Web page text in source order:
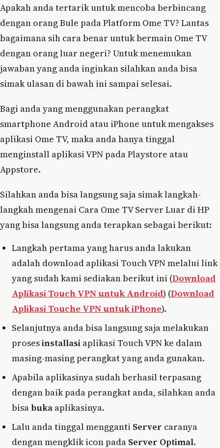
Apakah anda tertarik untuk mencoba berbincang
dengan orang Bule pada Platform Ome TV? Lantas
bagaimana sih cara benar untuk bermain Ome TV
dengan orang luar negeri? Untuk menemukan
jawaban yang anda inginkan silahkan anda bisa
simak ulasan di bawah ini sampai selesai.
Bagi anda yang menggunakan perangkat
smartphone Android atau iPhone untuk mengakses
aplikasi Ome TV, maka anda hanya tinggal
menginstall aplikasi VPN pada Playstore atau
Appstore.
Silahkan anda bisa langsung saja simak langkah-
langkah mengenai Cara Ome TV Server Luar di HP
yang bisa langsung anda terapkan sebagai berikut:
Langkah pertama yang harus anda lakukan
adalah download aplikasi Touch VPN melalui link
yang sudah kami sediakan berikut ini (Download
Aplikasi Touch VPN untuk Android) (Download
Aplikasi Touche VPN untuk iPhone).
Selanjutnya anda bisa langsung saja melakukan
prosesinstallasi aplikasi Touch VPN ke dalam
masing-masing perangkat yang anda gunakan.
Apabila aplikasinya sudah berhasil terpasang
dengan baik pada perangkat anda, silahkan anda
bisa buka aplikasinya.
Lalu anda tinggal mengganti Server caranya
dengan mengklik icon pada Server Optimal.